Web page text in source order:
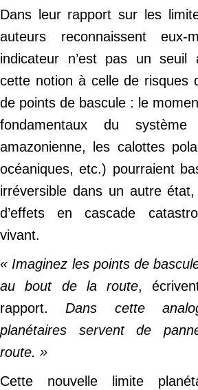
Dans leur rapport sur les
auteurs reconnaissent
indicateur n’est pas un seuil
cette notion à celle de risques
de points de bascule : le
fondamentaux du
amazonienne, les calottes
océaniques, etc.) pourraient
irréversible dans un autre
d’effets en cascade
vivant.
« Imaginez les points de
au bout de la route,
rapport.Dans cette
planétaires servent de
route. »
Cette nouvelle limite